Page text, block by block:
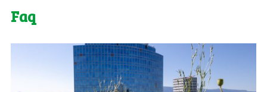
Faq